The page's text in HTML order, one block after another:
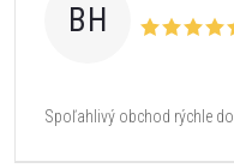
BH
Spoľahlivý obchod rýchle